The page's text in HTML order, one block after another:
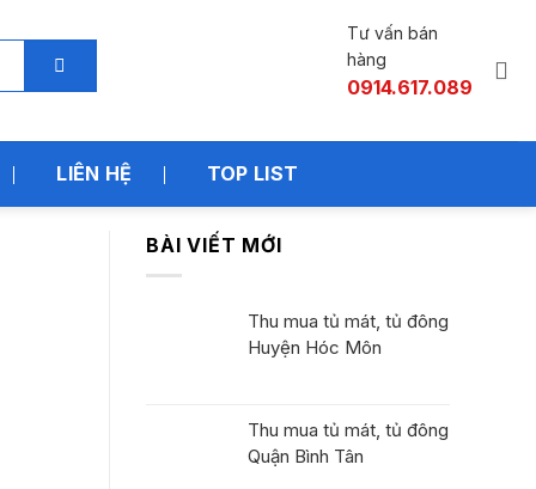
Tư vấn bán
hàng
0914.617.089
LIÊN HỆ TOP LIST
BÀI VIẾT MỚI
Thu mua tủ mát, tủ đông
Huyện Hóc Môn
Thu mua tủ mát, tủ đông
Quận Bình Tân